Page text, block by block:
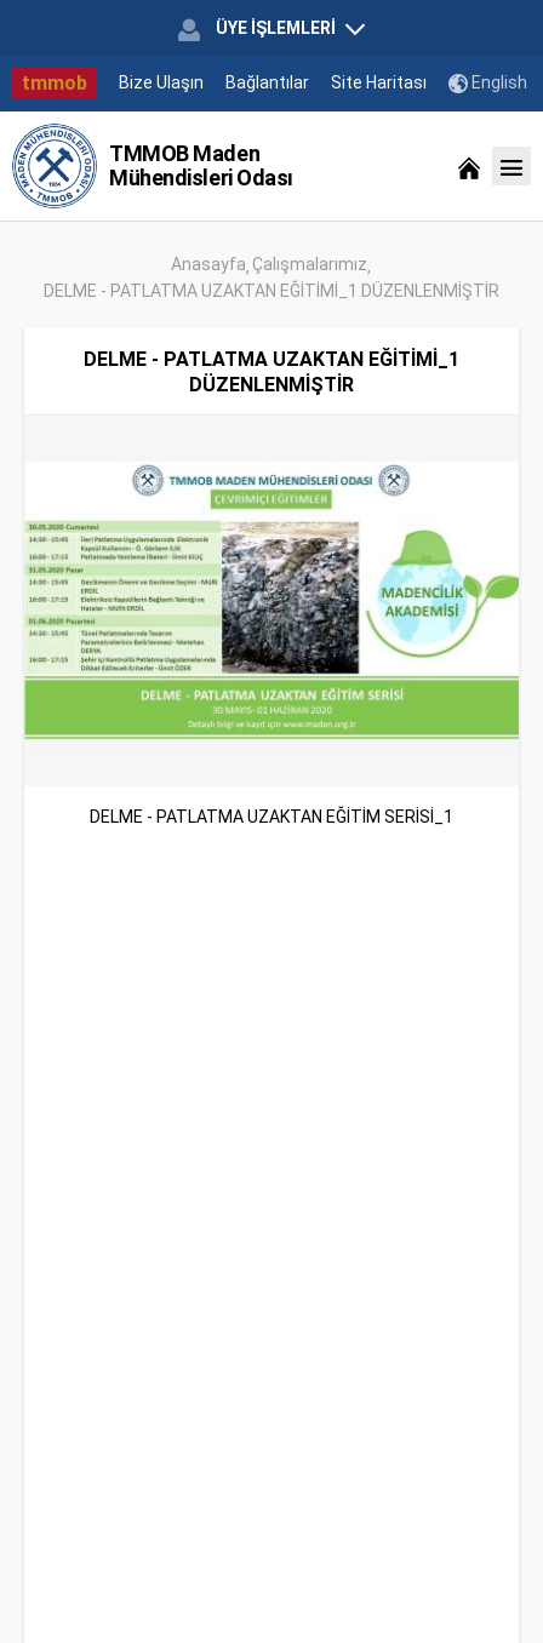
ÜYE İŞLEMLERİ
tmmob Bize Ulaşın Bağlantılar Site Haritası English
TMMOB Maden
Mühendisleri Odası
Anasayfa Çalışmalarımız
DELME - PATLATMA UZAKTAN EĞİTİMİ_1 DÜZENLENMİŞTİR
DELME - PATLATMA UZAKTAN EĞİTİMİ_1
DÜZENLENMİŞTİR
DELME - PATLATMA UZAKTAN EĞİTİM SERİSİ_1